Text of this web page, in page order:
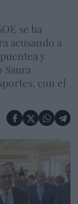
se ha
acusando a
y
con el